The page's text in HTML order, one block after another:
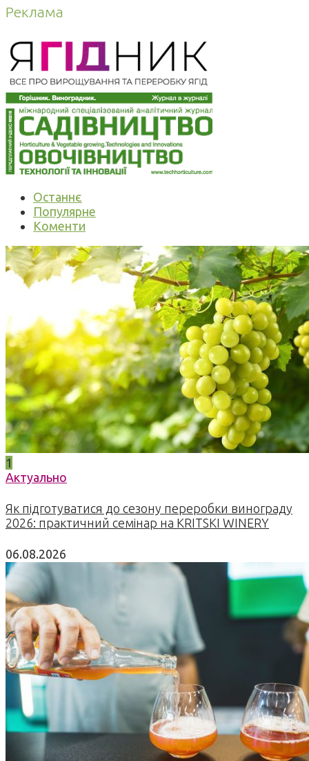
Реклама
Останнє
Популярне
Коменти
1
Актуально
Як підготуватися до сезону переробки винограду
2026: практичний семінар на KRITSKI WINERY
06.08.2026